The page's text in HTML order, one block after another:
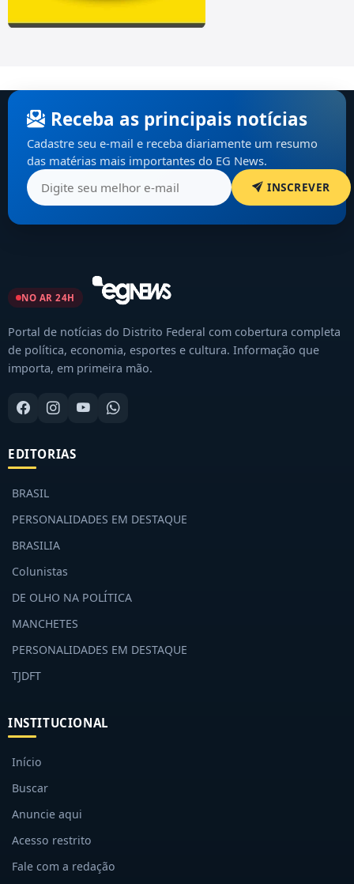
Receba as principais notícias
Cadastre seu e-mail e receba diariamente um resumo
das matérias mais importantes do EG News.
INSCREVER
NO AR 24H
Portal de notícias do Distrito Federal com cobertura completa
de política, economia, esportes e cultura. Informação que
importa, em primeira mão.
EDITORIAS
BRASIL
PERSONALIDADES EM DESTAQUE
BRASILIA
Colunistas
DE OLHO NA POLÍTICA
MANCHETES
PERSONALIDADES EM DESTAQUE
TJDFT
INSTITUCIONAL
Início
Buscar
Anuncie aqui
Acesso restrito
Fale com a redação